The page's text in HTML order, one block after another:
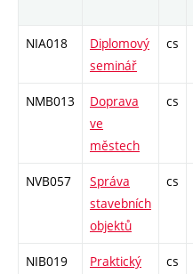
NIA018
Diplomový
seminář
cs
NMB013
Doprava
ve
městech
cs
NVB057
Správa
stavebních
objektů
cs
NIB019
Praktický
cs